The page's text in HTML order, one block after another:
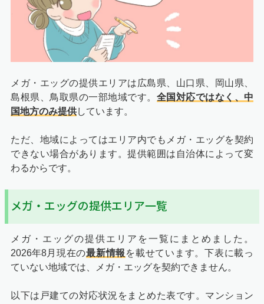
メガ・エッグの提供エリアは広島県、山口県、岡山県、
島根県、鳥取県の一部地域です。 全国対応ではなく、中
国地方のみ提供しています。
ただ、地域によってはエリア内でもメガ・エッグを契約
できない場合があります。提供範囲は自治体によって変
わるからです。
メガ・エッグの提供エリア一覧
メガ・エッグの提供エリアを一覧にまとめました。
2026年8月 現在の最新情報 を載せています。下表に載っ
ていない地域では、メガ・エッグを契約できません。
以下は戸建ての対応状況をまとめた表です。マンション